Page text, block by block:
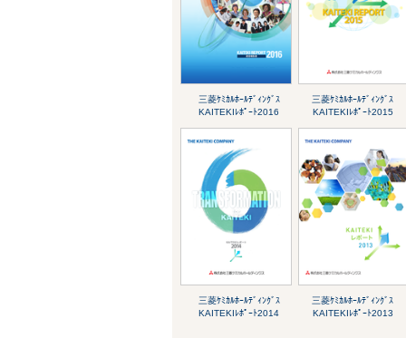
三菱ｹﾐｶﾙﾎｰﾙﾃﾞｨﾝｸﾞｽ
KAITEKIﾚﾎﾟｰﾄ2016
三菱ｹﾐｶﾙﾎｰﾙﾃﾞｨﾝｸﾞｽ
KAITEKIﾚﾎﾟｰﾄ2015
三菱ｹﾐｶﾙﾎｰﾙﾃﾞｨﾝｸﾞｽ
KAITEKIﾚﾎﾟｰﾄ2014
三菱ｹﾐｶﾙﾎｰﾙﾃﾞｨﾝｸﾞｽ
KAITEKIﾚﾎﾟｰﾄ2013